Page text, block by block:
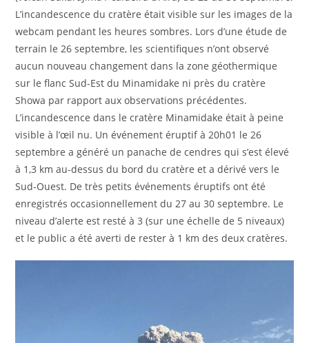
L’incandescence du cratère était visible sur les images de la
webcam pendant les heures sombres. Lors d’une étude de
terrain le 26 septembre, les scientifiques n’ont observé
aucun nouveau changement dans la zone géothermique
sur le flanc Sud-Est du Minamidake ni près du cratère
Showa par rapport aux observations précédentes.
L’incandescence dans le cratère Minamidake était à peine
visible à l’œil nu. Un événement éruptif à 20h01 le 26
septembre a généré un panache de cendres qui s’est élevé
à 1,3 km au-dessus du bord du cratère et a dérivé vers le
Sud-Ouest. De très petits événements éruptifs ont été
enregistrés occasionnellement du 27 au 30 septembre. Le
niveau d’alerte est resté à 3 (sur une échelle de 5 niveaux)
et le public a été averti de rester à 1 km des deux cratères.